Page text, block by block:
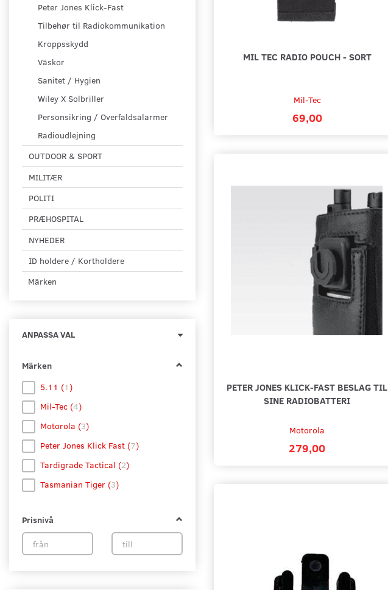
Peter Jones Klick-Fast
Tilbehør til Radiokommunikation
Kroppsskydd
Väskor
Sanitet / Hygien
Wiley X Solbriller
Personsikring / Overfaldsalarmer
Radioudlejning
OUTDOOR & SPORT
MILITÆR
POLITI
PRÆHOSPITAL
NYHEDER
ID holdere / Kortholdere
Märken
ANPASSA VAL
Märken
5.11 (1)
Mil-Tec (4)
Motorola (3)
Peter Jones Klick Fast (7)
Tardigrade Tactical (2)
Tasmanian Tiger (3)
Prisnivå
MIL TEC RADIO POUCH - SORT
Mil-Tec
69,00
PETER JONES KLICK-FAST BESLAG TIL
SINE RADIOBATTERI
Motorola
279,00